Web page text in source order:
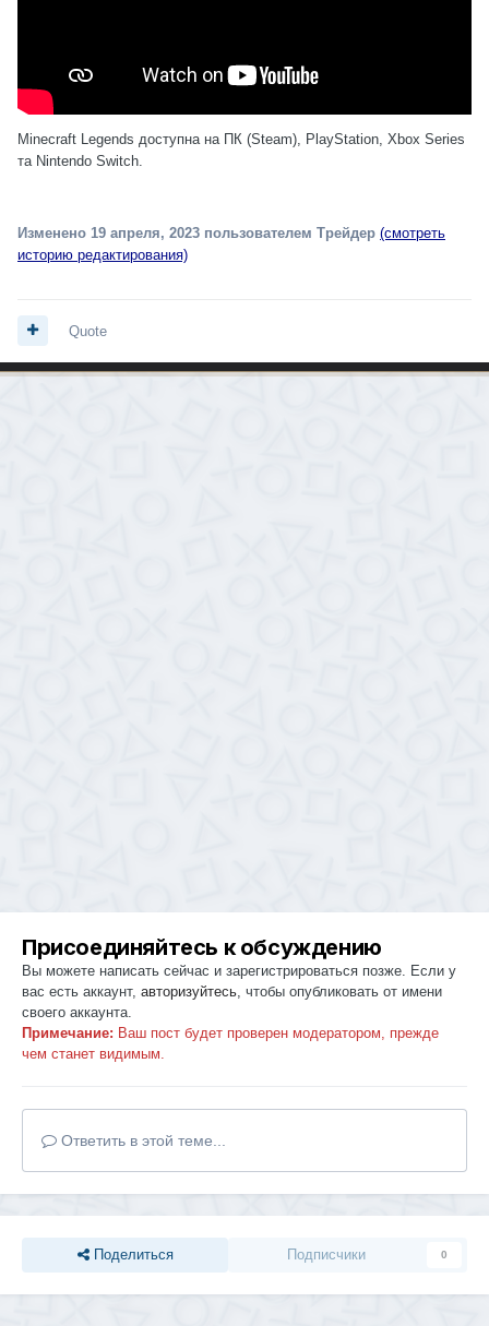
Minecraft Legends доступна на ПК (Steam), PlayStation, Xbox Series
та Nintendo Switch.
Изменено 19 апреля, 2023 пользователем Трейдер (смотреть
историю редактирования)
Quote
Присоединяйтесь к обсуждению
Вы можете написать сейчас и зарегистрироваться позже. Если у
вас есть аккаунт, авторизуйтесь , чтобы опубликовать от имени
своего аккаунта.
Примечание: Ваш пост будет проверен модератором, прежде
чем станет видимым.
Ответить в этой теме...
Поделиться Подписчики 0